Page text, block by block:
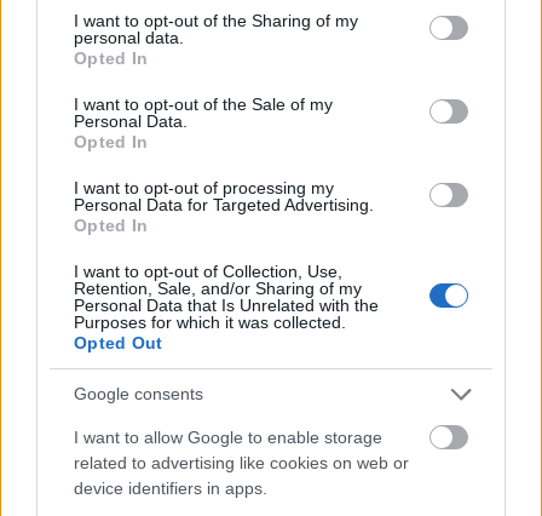
not limited to your visit or usage behaviour. You may click to
grant or deny consent to Google and its third-party tags to
use your data for below specified purposes in below Google
consent section.
I want to opt-out of the Sharing of my
personal data.
Opted In
I want to opt-out of the Sale of my
Personal Data.
Opted In
I want to opt-out of processing my
Personal Data for Targeted Advertising.
Opted In
I want to opt-out of Collection, Use,
Retention, Sale, and/or Sharing of my
Personal Data that Is Unrelated with the
Purposes for which it was collected.
Opted Out
Google consents
I want to allow Google to enable storage
related to advertising like cookies on web or
device identifiers in apps.
nyújtanak az eldobható vattakorongok helyett. Öt
pamacs található egy csomagban, amelyeknek
egyik fele újrahasznosított, régi ruhákból, a másik
fele frottírból készül.